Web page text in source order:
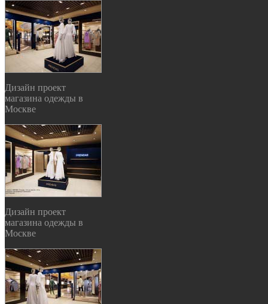
Дизайн проект
магазина одежды в
Москве
Дизайн проект
магазина одежды в
Москве